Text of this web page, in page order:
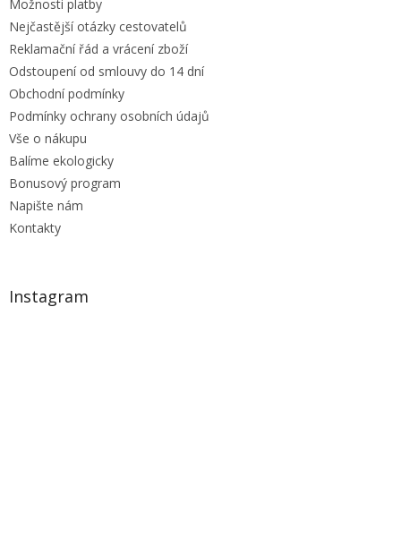
i
Možnosti platby
Nejčastější otázky cestovatelů
Reklamační řád a vrácení zboží
Odstoupení od smlouvy do 14 dní
Obchodní podmínky
Podmínky ochrany osobních údajů
Vše o nákupu
Balíme ekologicky
Bonusový program
Napište nám
Kontakty
Instagram